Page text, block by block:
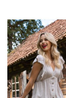
Damskie
wybrać?
Jak wiadomo
wielu pań, bez